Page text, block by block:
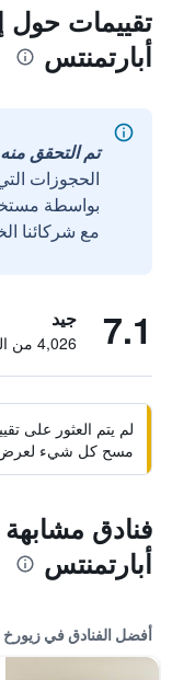
تقييمات حول
أبارتمنتس
تم التحقق منه
الحجوزات
مع شركائنا
7.1 جيد
4,026 من التقييمات تم التحقق منها
لم يتم العثور على
مسح كل شيء لعرض
فنادق
أبارتمنتس
أفضل الفنادق في زيورخ